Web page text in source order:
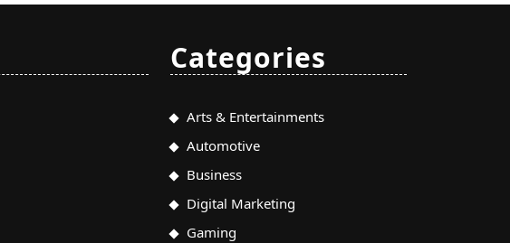
Categories
Arts & Entertainments
Automotive
Business
Digital Marketing
Gaming